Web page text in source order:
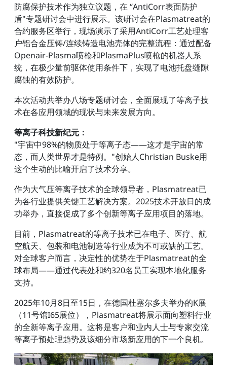
防腐保护技术作为独立议题，在 “AntiCorr表面防护
盾"专题研讨会中进行展示。该研讨会在Plasmatreat的
合约服务区举行，现场演示了采用AntiCorr工艺处理客
户铝合金压铸/连续铸造电池壳体的完整流程：通过配备
Openair-Plasma喷枪和PlasmaPlus喷枪的机器人系
统，在极少量前驱体使用条件下，实现了电池托盘缝隙
腐蚀的有效防护。
本次活动共举办八场专题研讨会，全面展现了等离子技
术在各应用领域的现状与未来发展方向。
等离子科技新纪元：
"宇宙中98%的物质处于等离子态——这才是宇宙的常
态，而人类世界才是特例。"创始人Christian Buske用
这个生动的比喻开启了技术分享。
作为大气压等离子技术的全球领导者，Plasmatreat已
为各行业提供关键工艺解决方案。2025技术开放日的成
功举办，直接促成了多个创新等离子应用项目的落地。
目前，Plasmatreat的等离子技术已在电子、医疗、航
空航天、包装和电池制造等行业成为不可或缺的工艺。
对全球客户而言，决定性的优势在于Plasmatreat的全
球布局——通过代表处和约320名员工实现本地化服务
支持。
2025年10月8日至15日，在德国杜塞尔多夫举办的K展
（11号馆I65展位），Plasmatreat将展示面向塑料行业
的全新等离子应用。这将是客户和业内人士与专家交流
等离子预处理趋势及该细分市场新应用的下一个良机。